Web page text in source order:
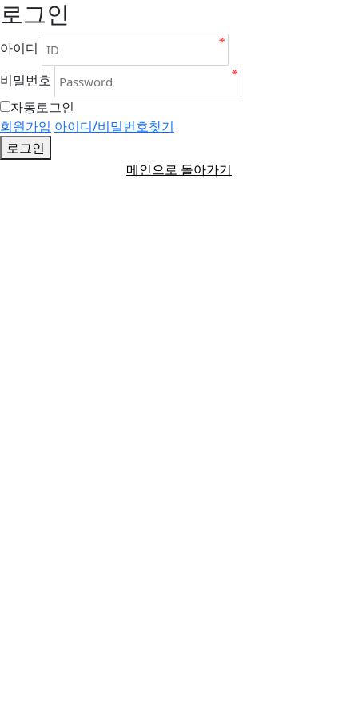
로그인
아이디
비밀번호
자동로그인
회원가입 아이디/비밀번호찾기
로그인
메인으로 돌아가기